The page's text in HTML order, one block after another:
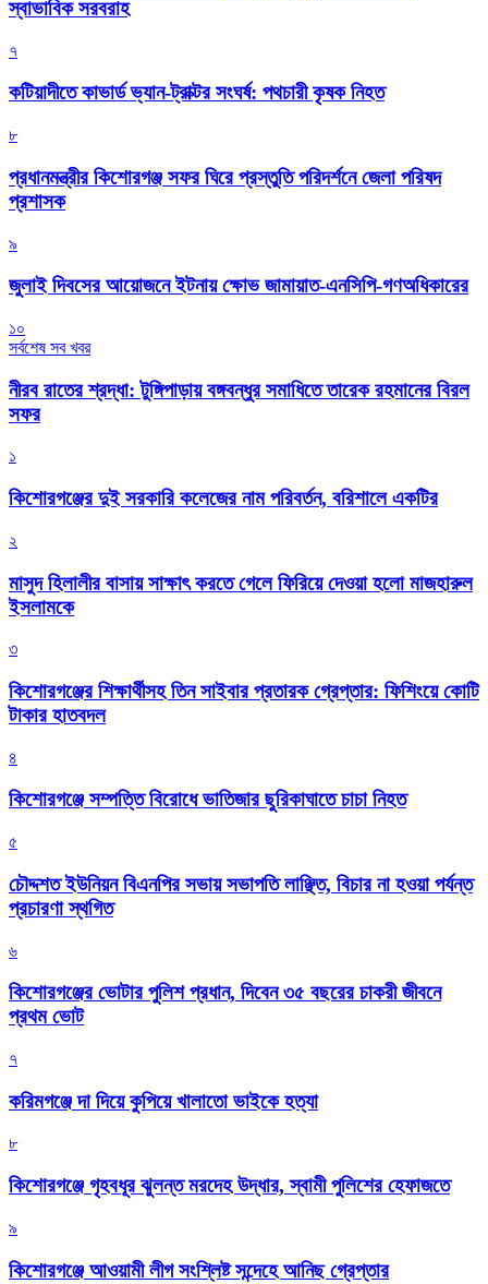
স্বাভাবিক সরবরাহ
৭
কটিয়াদীতে কাভার্ড ভ্যান-ট্রাক্টর সংঘর্ষ: পথচারী কৃষক নিহত
৮
প্রধানমন্ত্রীর কিশোরগঞ্জ সফর ঘিরে প্রস্তুতি পরিদর্শনে জেলা পরিষদ
প্রশাসক
৯
জুলাই দিবসের আয়োজনে ইটনায় ক্ষোভ জামায়াত-এনসিপি-গণঅধিকারের
১০
সর্বশেষ সব খবর
নীরব রাতের শ্রদ্ধা: টুঙ্গিপাড়ায় বঙ্গবন্ধুর সমাধিতে তারেক রহমানের বিরল
সফর
১
কিশোরগঞ্জের দুই সরকারি কলেজের নাম পরিবর্তন, বরিশালে একটির
২
মাসুদ হিলালীর বাসায় সাক্ষাৎ করতে গেলে ফিরিয়ে দেওয়া হলো মাজহারুল
ইসলামকে
৩
কিশোরগঞ্জের শিক্ষার্থীসহ তিন সাইবার প্রতারক গ্রেপ্তার: ফিশিংয়ে কোটি
টাকার হাতবদল
৪
কিশোরগঞ্জে সম্পত্তি বিরোধে ভাতিজার ছুরিকাঘাতে চাচা নিহত
৫
চৌদ্দশত ইউনিয়ন বিএনপির সভায় সভাপতি লাঞ্ছিত, বিচার না হওয়া পর্যন্ত
প্রচারণা স্থগিত
৬
কিশোরগঞ্জের ভোটার পুলিশ প্রধান, দিবেন ৩৫ বছরের চাকরী জীবনে
প্রথম ভোট
৭
করিমগঞ্জে দা দিয়ে কুপিয়ে খালাতো ভাইকে হত্যা
৮
কিশোরগঞ্জে গৃহবধূর ঝুলন্ত মরদেহ উদ্ধার, স্বামী পুলিশের হেফাজতে
৯
কিশোরগঞ্জে আওয়ামী লীগ সংশ্লিষ্ট সন্দেহে আনিছ গ্রেপ্তার